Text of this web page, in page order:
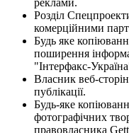
реклами.
Розділ
комерційними
Будь яке
поширення
"Інтерфакс-
Власник веб-
публікації.
Будь-яке
фотографічних
правовласника